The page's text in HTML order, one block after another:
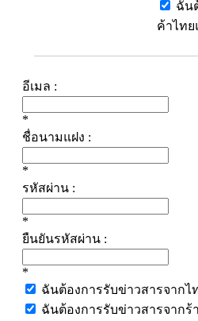
ฉัน
ค้าไทย
อีเมล :
*
ชื่อนามแฝง :
*
รหัสผ่าน :
*
ยืนยันรหัสผ่าน :
*
ฉันต้องการรับข่าวสารจากไ
ฉันต้องการรับข่าวสารจากร้